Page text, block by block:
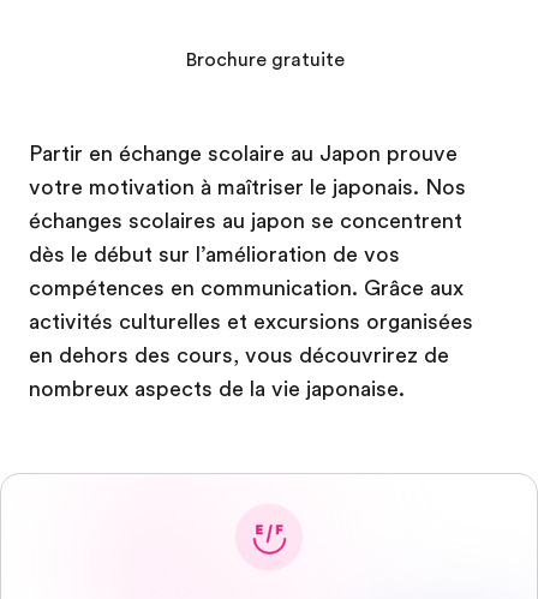
Partir en échange scolaire au Japon prouve
votre motivation à maîtriser le japonais. Nos
échanges scolaires au japon se concentrent
dès le début sur l’amélioration de vos
compétences en communication. Grâce aux
activités culturelles et excursions organisées
en dehors des cours, vous découvrirez de
nombreux aspects de la vie japonaise.
Brochure gratuite